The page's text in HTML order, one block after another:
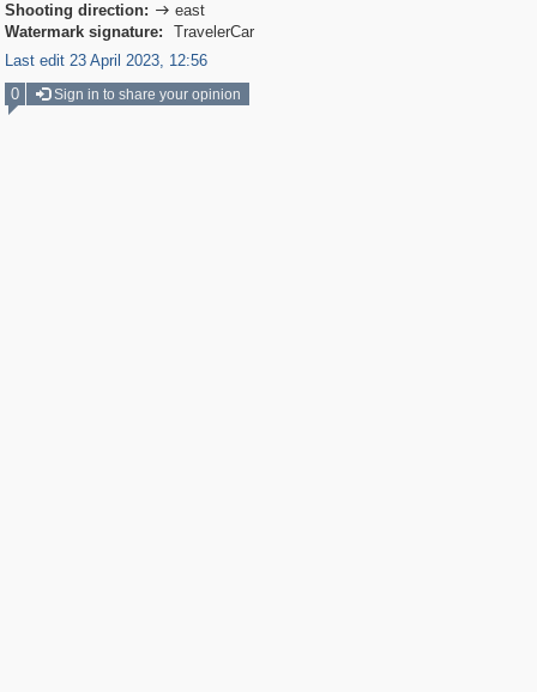
Shooting direction:  east
Watermark signature:
TravelerCar
Last edit 23 April 2023, 12:56
0
Sign in to share your opinion